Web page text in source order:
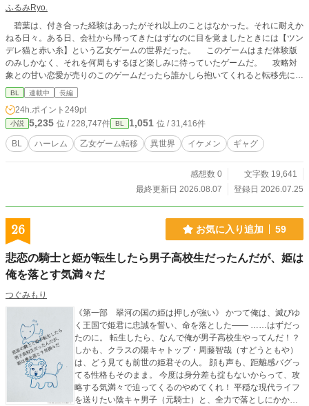
ふるみRyo.
碧葉は、付き合った経験はあったがそれ以上のことはなかった。それに耐えか
ねる日々。ある日、会社から帰ってきたはずなのに目を覚ましたときには【ツン
デレ猫と赤い糸】という乙女ゲームの世界だった。 このゲームはまだ体験版
のみしかなく、それを何周もするほど楽しみに待っていたゲームだ。 攻略対
象との甘い恋愛が売りのこのゲームだったら誰かしら抱いてくれると転移先に、
喜ぶ。ところが、おかしなことに知らない攻略対象がいたりモンスターには襲わ
れなかったり、甘々なはずの攻略対象が冷たかったり……この世界はいったいど
うなってるんだ⁉︎
BL 連載中 長編
24h.ポイント 249pt
小説 5,235 位 / 228,747件 BL 1,051 位 / 31,416件
BL ハーレム 乙女ゲーム転移 異世界 イケメン ギャグ
感想数 0
文字数 19,641
最終更新日 2026.08.07
登録日 2026.07.25
26 お気に入り追加 59
悲恋の騎士と姫が転生したら男子高校生だったんだが、姫は
俺を落とす気満々だ
つぐみもり
《第一部 翠河の国の姫は押しが強い》 かつて俺は、滅びゆ
く王国で姫君に忠誠を誓い、命を落とした―― ……はずだっ
たのに。 転生したら、なんで俺が男子高校生やってんだ！？
しかも、クラスの陽キャトップ・周藤智哉（すどうともや）
は、どう見ても前世の姫君その人。 顔も声も、距離感バグっ
てる性格もそのまま。 今度は身分差も掟もないからって、攻
略する気満々で迫ってくるのやめてくれ！ 平穏な現代ライフ
を送りたい陰キャ男子（元騎士）と、全力で落としにかかる